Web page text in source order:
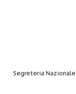
Segreteria Nazionale